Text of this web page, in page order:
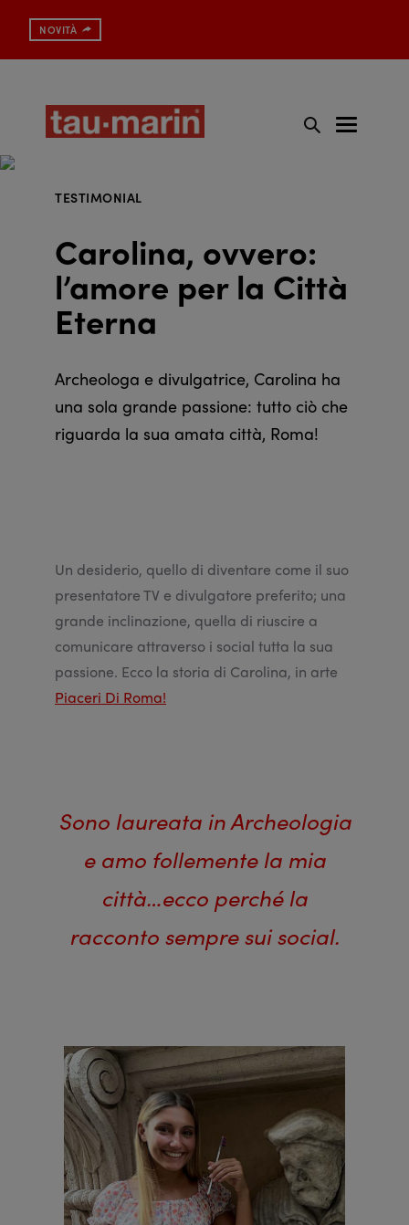
NOVITÀ
TESTIMONIAL
Carolina, ovvero:
l’amore per la Città
Eterna
Archeologa e divulgatrice, Carolina ha
una sola grande passione: tutto ciò che
riguarda la sua amata città, Roma!
Un desiderio, quello di diventare come il suo
presentatore TV e divulgatore preferito; una
grande inclinazione, quella di riuscire a
comunicare attraverso i social tutta la sua
passione. Ecco la storia di Carolina, in arte
Piaceri Di Roma!
Sono laureata in Archeologia
e amo follemente la mia
città…ecco perché la
racconto sempre sui social.